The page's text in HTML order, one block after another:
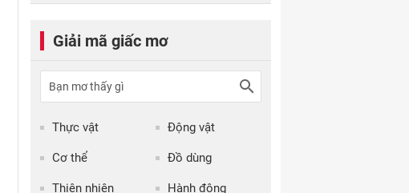
Giải mã giấc mơ
Thực vật Động vật
Cơ thể Đồ dùng
Thiên nhiên Hành động